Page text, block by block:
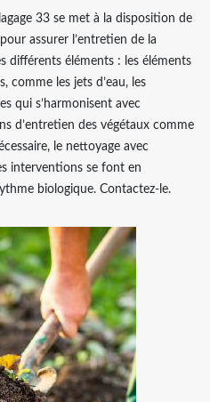
33 se met à la disposition de
assurer l’entretien de la
différents éléments : les éléments
comme les jets d’eau, les
qui s’harmonisent avec
d’entretien des végétaux comme
le nettoyage avec
interventions se font en
biologique. Contactez-le.